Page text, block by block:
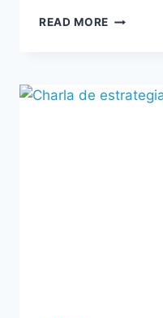
READ MORE